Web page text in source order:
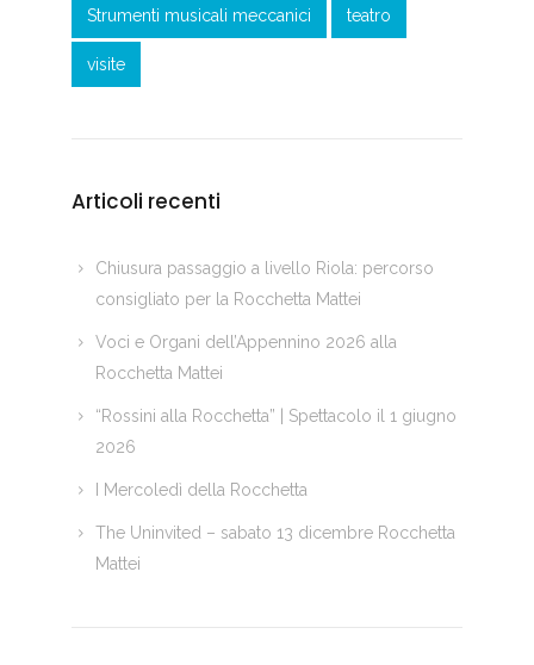
Strumenti musicali meccanici teatro
visite
Articoli recenti
Chiusura passaggio a livello Riola: percorso
consigliato per la Rocchetta Mattei
Voci e Organi dell’Appennino 2026 alla
Rocchetta Mattei
“Rossini alla Rocchetta” | Spettacolo il 1 giugno
2026
I Mercoledì della Rocchetta
The Uninvited – sabato 13 dicembre Rocchetta
Mattei